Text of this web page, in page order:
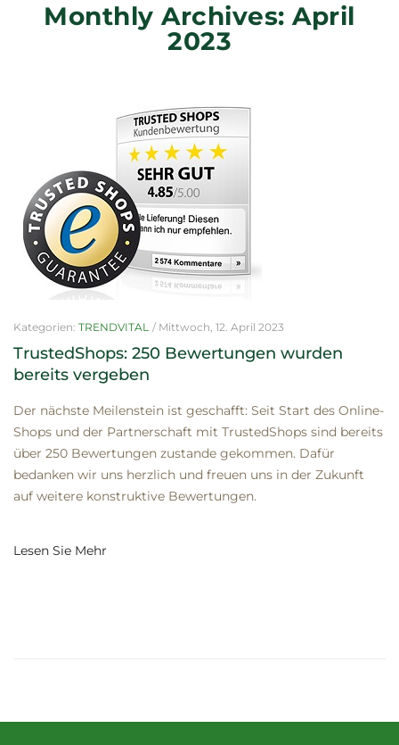
Monthly Archives: April
2023
Kategorien: TRENDVITAL / Mittwoch, 12. April 2023
TrustedShops: 250 Bewertungen wurden
bereits vergeben
Der nächste Meilenstein ist geschafft: Seit Start des Online-
Shops und der Partnerschaft mit TrustedShops sind bereits
über 250 Bewertungen zustande gekommen. Dafür
bedanken wir uns herzlich und freuen uns in der Zukunft
auf weitere konstruktive Bewertungen.
Lesen Sie Mehr